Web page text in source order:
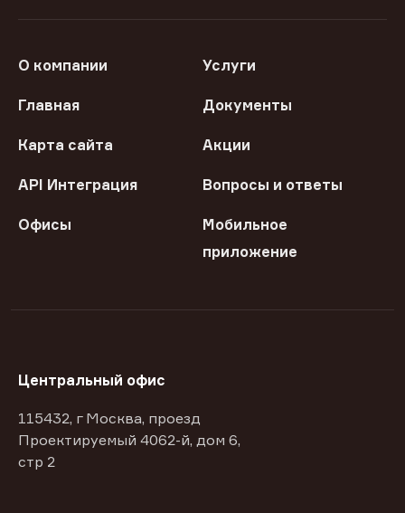
О компании Услуги
Главная Документы
Карта сайта Акции
API Интеграция Вопросы и ответы
Офисы
Мобильное
приложение
Центральный офис
115432, г Москва, проезд
Проектируемый 4062-й, дом 6,
стр 2